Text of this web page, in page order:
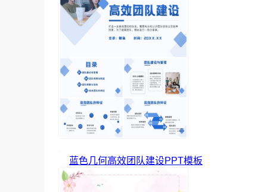
蓝色几何高效团队建设PPT模板